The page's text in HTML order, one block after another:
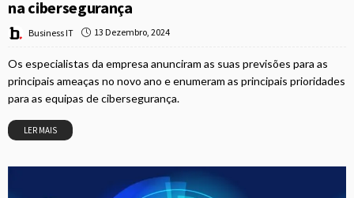
na cibersegurança
Business IT 13 Dezembro, 2024
Os especialistas da empresa anunciram as suas previsões para as
principais ameaças no novo ano e enumeram as principais prioridades
para as equipas de cibersegurança.
LER MAIS